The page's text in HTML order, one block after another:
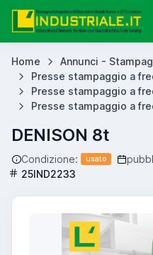
Home
Annunci -
Presse stampaggio a
Presse stampaggio a
Presse stampaggio a
DENISON 8t
Condizione: usato
25IND2233